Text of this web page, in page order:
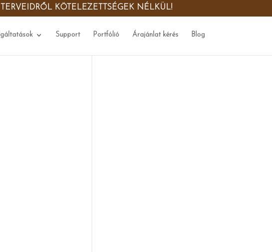
KÖTELEZETTSÉGEK NÉLKÜL!
Support Portfólió Árajánlat kérés Blog